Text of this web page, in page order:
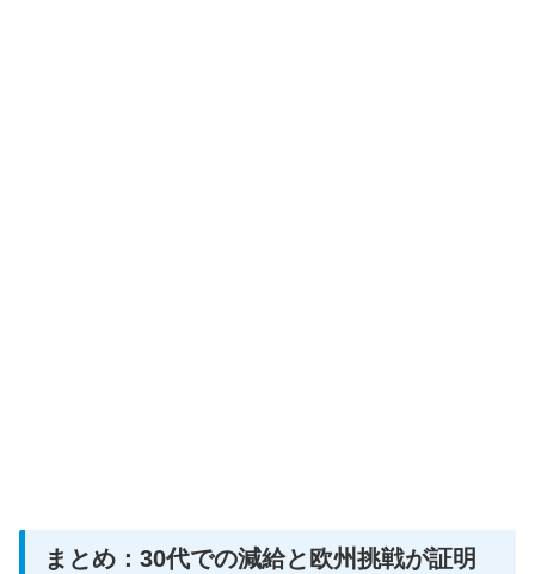
まとめ：30代での減給と欧州挑戦が証明